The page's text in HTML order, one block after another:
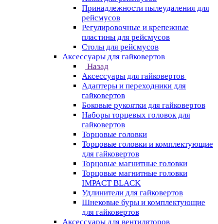
Принадлежности пылеудаления для
рейсмусов
Регулировочные и крепежные
пластины для рейсмусов
Столы для рейсмусов
Аксессуары для гайковертов
Назад
Аксессуары для гайковертов
Адаптеры и переходники для
гайковертов
Боковые рукоятки для гайковертов
Наборы торцевых головок для
гайковертов
Торцовые головки
Торцовые головки и комплектующие
для гайковертов
Торцовые магнитные головки
Торцовые магнитные головки
IMPACT BLACK
Удлинители для гайковертов
Шнековые буры и комплектующие
для гайковертов
Аксессуары для вентиляторов